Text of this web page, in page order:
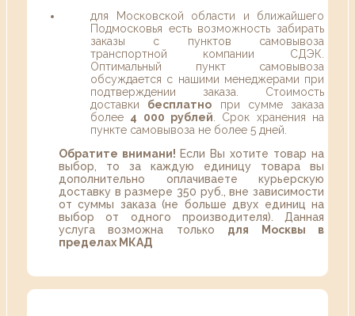
для Московской области и ближайшего
Подмосковья есть возможность забирать
заказы с пунктов самовывоза
транспортной компании СДЭК.
Оптимальный пункт самовывоза
обсуждается с нашими менеджерами при
подтверждении заказа. Стоимость
доставки бесплатно при сумме заказа
более 4 000 рублей . Срок хранения на
пункте самовывоза не более 5 дней.
Обратите внимани! Если Вы хотите товар на
выбор, то за каждую единицу товара вы
дополнительно оплачиваете курьерскую
доставку в размере 350 руб., вне зависимости
от суммы заказа (не больше двух единиц на
выбор от одного производителя). Данная
услуга возможна только для Москвы в
пределах МКАД